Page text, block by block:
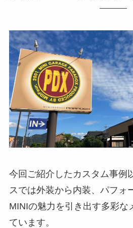
今回ご紹介したカスタム事例
スでは外装から内装、パフォ
MINIの魅力を引き出す多彩な
ています。